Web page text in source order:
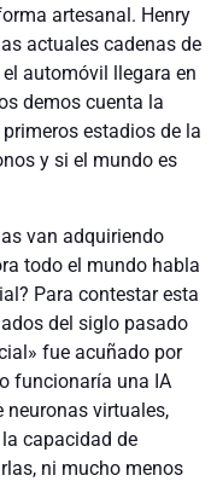
artesanal. Henry
actuales cadenas de
automóvil llegara en
demos cuenta la
estadios de la
y si el mundo es
van adquiriendo
todo el mundo habla
Para contestar esta
del siglo pasado
fue acuñado por
funcionaría una IA
neuronas virtuales,
capacidad de
ni mucho menos